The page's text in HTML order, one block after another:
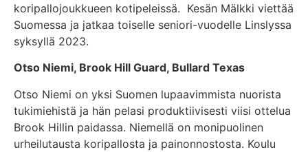
koripallojoukkueen kotipeleissä. Kesän Mälkki viettää
Suomessa ja jatkaa toiselle seniori-vuodelle Linslyssa
syksyllä 2023.
Otso Niemi, Brook Hill Guard, Bullard Texas
Otso Niemi on yksi Suomen lupaavimmista nuorista
tukimiehistä ja hän pelasi produktiivisesti viisi ottelua
Brook Hillin paidassa. Niemellä on monipuolinen
urheilutausta koripallosta ja painonnostosta. Koulu